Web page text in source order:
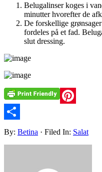
Belugalinser koges i
minutter hvorefter de
De forskellige
fordeles på et fad.
slut dressing.
Pinterest
Share
By: Betina · Filed In: Salat